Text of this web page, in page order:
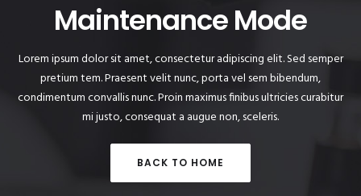
Maintenance Mode
Lorem ipsum dolor sit amet, consectetur adipiscing elit. Sed semper
pretium tem. Praesent velit nunc, porta vel sem bibendum,
condimentum convallis nunc. Proin maximus finibus ultricies curabitur
mi justo, consequat a augue non, sceleris.
BACK TO HOME